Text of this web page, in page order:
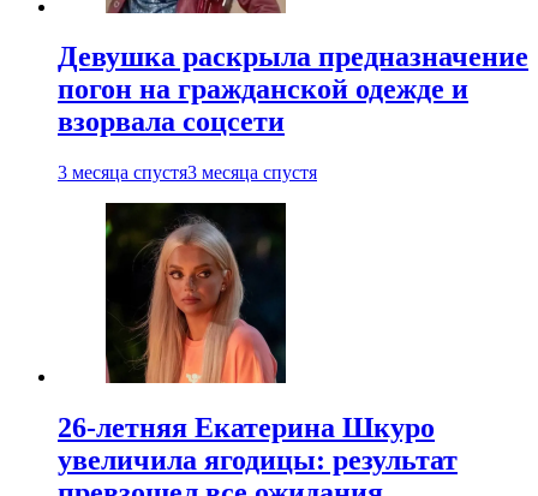
Девушка раскрыла предназначение
погон на гражданской одежде и
взорвала соцсети
3 месяца спустя3 месяца спустя
26-летняя Екатерина Шкуро
увеличила ягодицы: результат